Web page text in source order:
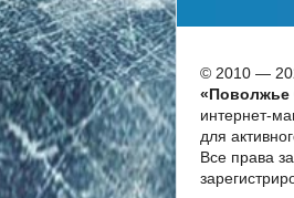
© 2010 —
«Поволжье
интернет-
для
Все права